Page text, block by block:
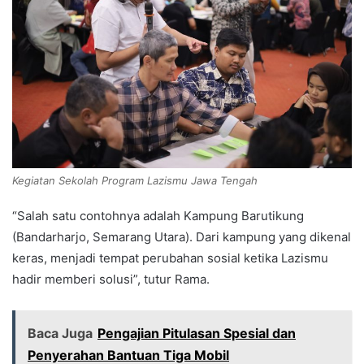
Kegiatan Sekolah Program Lazismu Jawa Tengah
“Salah satu contohnya adalah Kampung Barutikung
(Bandarharjo, Semarang Utara). Dari kampung yang dikenal
keras, menjadi tempat perubahan sosial ketika Lazismu
hadir memberi solusi”, tutur Rama.
Baca Juga Pengajian Pitulasan Spesial dan
Penyerahan Bantuan Tiga Mobil